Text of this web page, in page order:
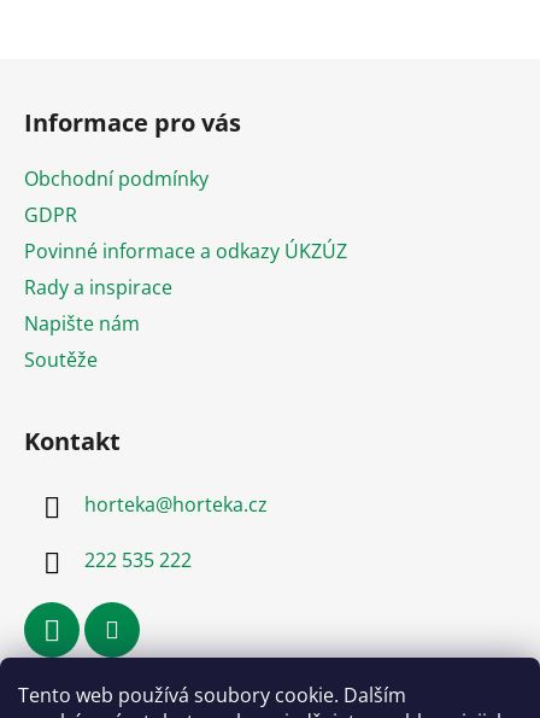
Tento web používá soubory cookie. Dalším
Informace pro vás
Obchodní podmínky
GDPR
Povinné informace a odkazy ÚKZÚZ
Rady a inspirace
Napište nám
Soutěže
Kontakt
horteka@horteka.cz
222 535 222